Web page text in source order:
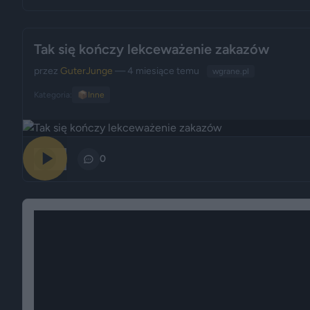
Tak się kończy lekceważenie zakazów
przez GuterJunge — 4 miesiące temu wgrane.pl
Kategoria: 📦 Inne
0